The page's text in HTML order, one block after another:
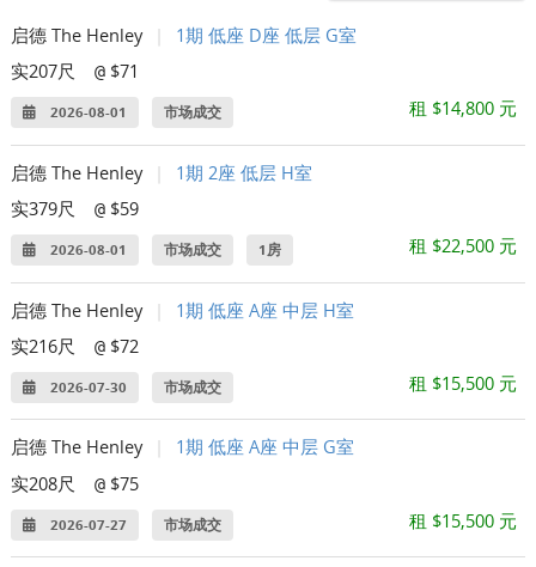
启德 The Henley
1期 低座 D座 低层 G室
实207尺
@ $71
2026-08-01 市场成交 租 $14,800 元
启德 The Henley
1期 2座 低层 H室
实379尺
@ $59
2026-08-01 市场成交 1房 租 $22,500 元
启德 The Henley
1期 低座 A座 中层 H室
实216尺
@ $72
2026-07-30 市场成交 租 $15,500 元
启德 The Henley
1期 低座 A座 中层 G室
实208尺
@ $75
2026-07-27 市场成交 租 $15,500 元